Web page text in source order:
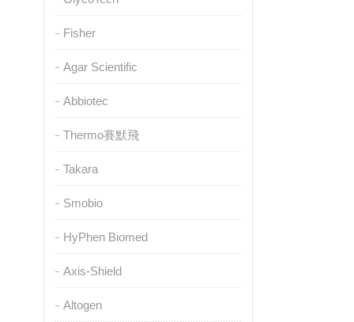
Fisher
Agar Scientific
Abbiotec
Thermo賽默飛
Takara
Smobio
HyPhen Biomed
Axis-Shield
Altogen